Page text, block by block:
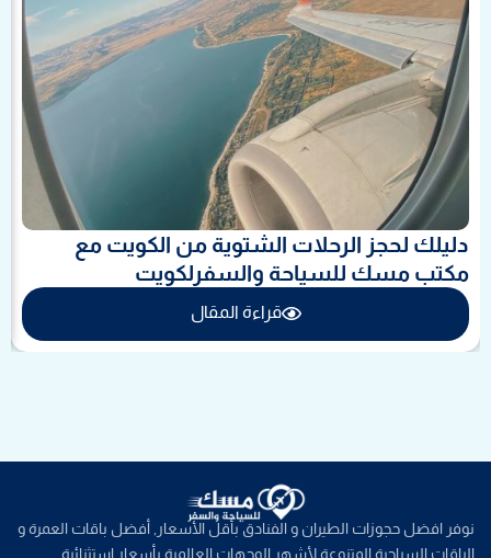
دليلك لحجز الرحلات الشتوية من الكويت مع
مكتب مسك للسياحة والسفرلكويت
قراءة المقال
نوفر افضل حجوزات الطيران و الفنادق بأقل الأسعار, أفضل باقات العمرة و
الباقات السياحية المتنوعة لأشهر الوجهات العالمية بأسعار استثنائية.